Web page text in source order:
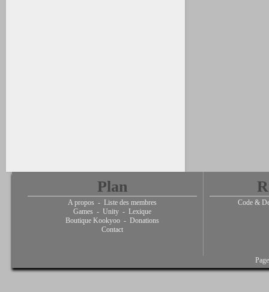
Plan
A propos - Liste des membres
Games - Unity - Lexique
Boutique Kookyoo - Donations
Contact
Code &